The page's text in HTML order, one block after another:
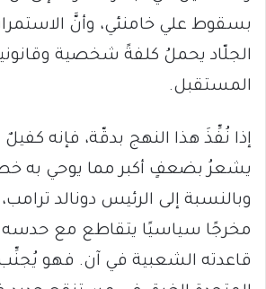
بسقوط علي خامنئي، وأنَّ
الجلّاد يحملُ كلفةً شخصية
المستقبل.
إذا نُفِّذَ هذا النهج بدقّة، فإنه
يشعرُ بضعفٍ أكبر مما يوحي به
وبالنسبة إلى الرئيس دونالد
مخرجًا سياسيًا يتقاطع مع
قاعدته الشعبية في آن. فهو يُجنِّب